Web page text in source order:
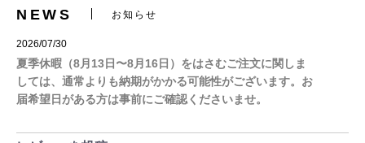
NEWS お知らせ
2026/07/30
夏季休暇（8月13日〜8月16日）をはさむご注文に関しま
しては、通常よりも納期がかかる可能性がございます。お
届希望日がある方は事前にご確認くださいませ。